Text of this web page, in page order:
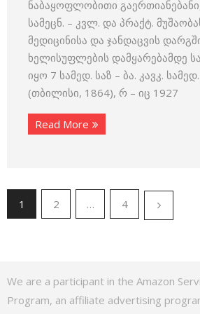
ნაბაყოფლობითი
სამეცნ. – კვლ. და პრაქტ.
მედიცინისა და ჯანდაცვის
ხელისუფლების დამყარებამდე
იყო 7 სამედ. საზ – ბა. კავკ.
(თბილისი, 1864), რ – იც 1927
Read More
1 2 … 4
We are a participant in the Amazon
Program, an affiliate advertising